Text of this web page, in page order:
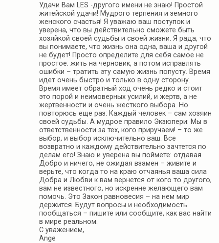
Удачи Вам LES -другого имени не знаю! Простой
житейской удачи! Мудрого терпения и земного
женского счастья! Я уважаю ваш поступок и
уверена, что вы действительно сможете быть
хозяйкой своей судьбы и своей жизни. Я рада, что
вы понимаете, что жизнь она одна, ваша и другой
не будет! Просто определите для себя самое не
простое: жить на черновик, а потом исправлять
ошибки – тратить эту самую жизнь попусту. Время
идет очень быстро и только в одну сторону.
Время имеет обратный ход очень редко и стоит
это порой и неимоверных усилий, и жертв, а не
жертвенности и очень жесткого выбора. Но
повторюсь еще раз: Каждый человек – сам хозяин
своей судьбы. А мудрое правило Экзюпери: Мы в
ответственности за тех, кого приручаем! – то же
выбор, и выбор исключительно ваш. Все
возвратно и каждому действительно зачтется по
делам его! Знаю и уверена вы поймете: отдавая
Добро и ничего, не ожидая взамен – живите и
верьте, что когда то на краю отчаянья ваша сила
Добра и Любви к вам вернется от кого то другого,
вам не известного, но искренне желающего вам
помочь. Это Закон равновесия – на нем мир
держится. Будут вопросы и необходимость
пообщаться – пишите или сообщите, как вас найти
в мире реальном.
С уважением,
Ange